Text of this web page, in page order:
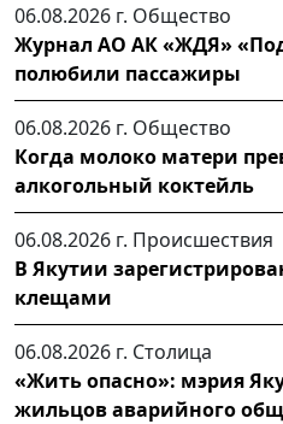
06.08.2026 г. Общество
Журнал АО АК «ЖДЯ»
полюбили пассажиры
06.08.2026 г. Общество
Когда молоко матери
алкогольный коктейль
06.08.2026 г. Происшествия
В Якутии
клещами
06.08.2026 г. Столица
«Жить опасно»: мэрия
жильцов аварийного